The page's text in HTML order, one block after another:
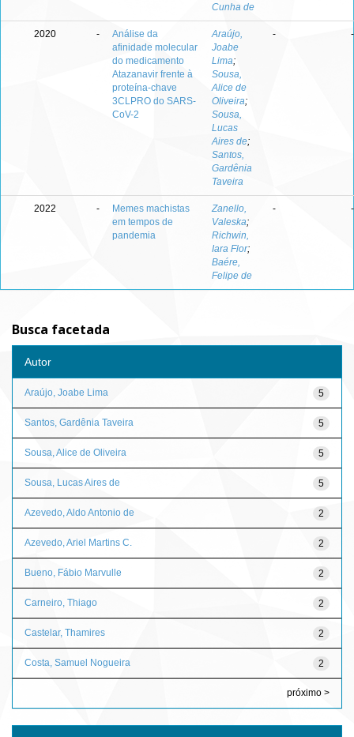
Cunha de
2020 -
Análise da
afinidade molecular
do medicamento
Atazanavir frente à
proteína-chave
3CLPRO do SARS-
CoV-2
Araújo,
Joabe
Lima;
Sousa,
Alice de
Oliveira;
Sousa,
Lucas
Aires de;
Santos,
Gardênia
Taveira
- -
2022 -
Memes machistas
em tempos de
pandemia
Zanello,
Valeska;
Richwin,
Iara Flor;
Baére,
Felipe de
- -
Busca facetada
Autor
5
Araújo, Joabe Lima
5
Santos, Gardênia Taveira
5
Sousa, Alice de Oliveira
5
Sousa, Lucas Aires de
2
Azevedo, Aldo Antonio de
2
Azevedo, Ariel Martins C.
2
Bueno, Fábio Marvulle
2
Carneiro, Thiago
2
Castelar, Thamires
2
Costa, Samuel Nogueira
próximo >